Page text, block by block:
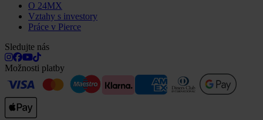
O 24MX
Vztahy s investory
Práce v Pierce
Sledujte nás
Možnosti platby